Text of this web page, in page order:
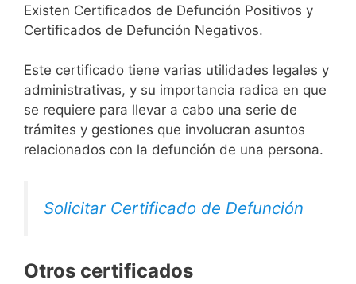
Existen Certificados de Defunción Positivos y
Certificados de Defunción Negativos.
Este certificado tiene varias utilidades legales y
administrativas, y su importancia radica en que
se requiere para llevar a cabo una serie de
trámites y gestiones que involucran asuntos
relacionados con la defunción de una persona.
Solicitar Certificado de Defunción
Otros certificados